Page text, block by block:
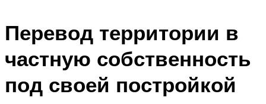
Перевод территории в
частную собственность
под своей постройкой